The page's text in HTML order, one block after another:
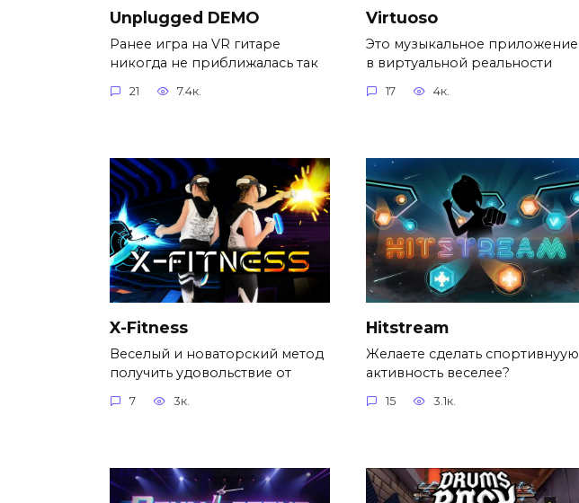
Unplugged DEMO
Ранее игра на VR гитаре
никогда не приближалась так
21 7.4к.
Virtuoso
Это музыкальное приложение
в виртуальной реальности
17 4к.
X-Fitness
Веселый и новаторский метод
получить удовольствие от
7 3к.
Hitstream
Желаете сделать спортивнуую
активность веселее?
15 3.1к.